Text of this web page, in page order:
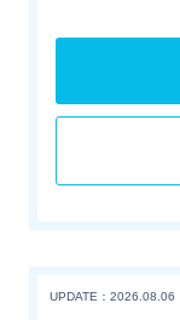
UPDATE：2026.08.06